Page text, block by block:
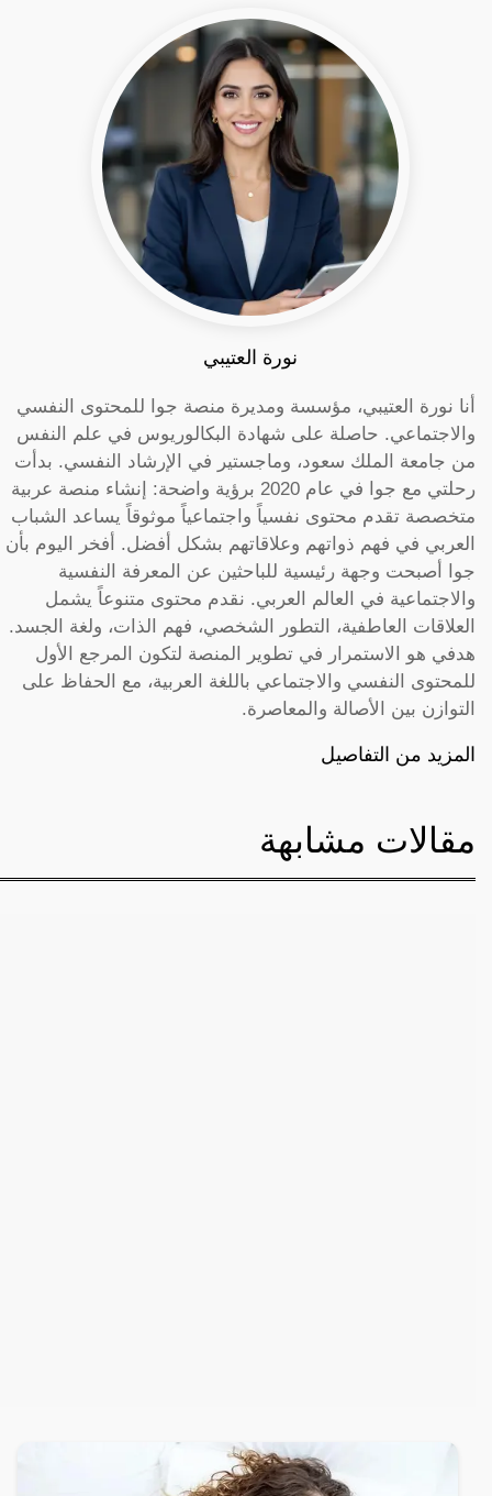
نورة العتيبي
أنا نورة العتيبي، مؤسسة ومديرة منصة جوا للمحتوى النفسي
والاجتماعي. حاصلة على شهادة البكالوريوس في علم النفس
من جامعة الملك سعود، وماجستير في الإرشاد النفسي. بدأت
رحلتي مع جوا في عام 2020 برؤية واضحة: إنشاء منصة عربية
متخصصة تقدم محتوى نفسياً واجتماعياً موثوقاً يساعد الشباب
العربي في فهم ذواتهم وعلاقاتهم بشكل أفضل. أفخر اليوم بأن
جوا أصبحت وجهة رئيسية للباحثين عن المعرفة النفسية
والاجتماعية في العالم العربي. نقدم محتوى متنوعاً يشمل
العلاقات العاطفية، التطور الشخصي، فهم الذات، ولغة الجسد.
هدفي هو الاستمرار في تطوير المنصة لتكون المرجع الأول
للمحتوى النفسي والاجتماعي باللغة العربية، مع الحفاظ على
التوازن بين الأصالة والمعاصرة.
المزيد من التفاصيل
مقالات مشابهة